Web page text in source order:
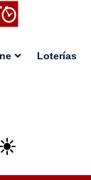
Loterías